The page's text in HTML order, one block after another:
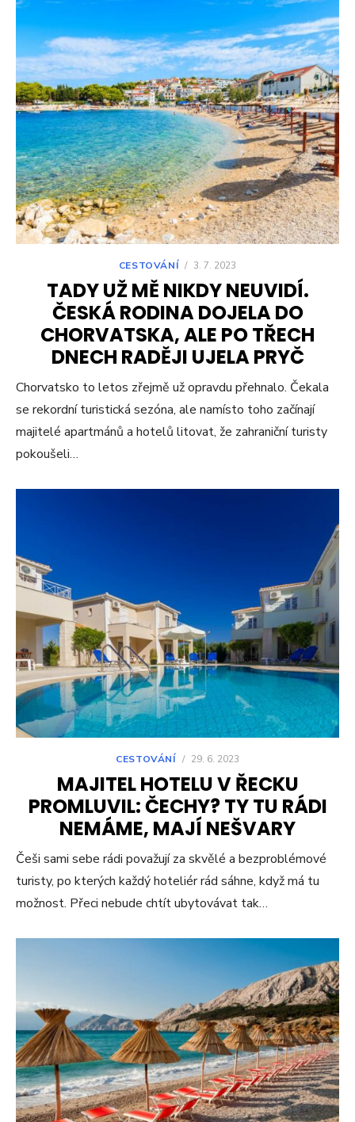
CESTOVÁNÍ / 3. 7. 2023
TADY UŽ MĚ NIKDY NEUVIDÍ.
ČESKÁ RODINA DOJELA DO
CHORVATSKA, ALE PO TŘECH
DNECH RADĚJI UJELA PRYČ
Chorvatsko to letos zřejmě už opravdu přehnalo. Čekala
se rekordní turistická sezóna, ale namísto toho začínají
majitelé apartmánů a hotelů litovat, že zahraniční turisty
pokoušeli…
CESTOVÁNÍ / 29. 6. 2023
MAJITEL HOTELU V ŘECKU
PROMLUVIL: ČECHY? TY TU RÁDI
NEMÁME, MAJÍ NEŠVARY
Češi sami sebe rádi považují za skvělé a bezproblémové
turisty, po kterých každý hoteliér rád sáhne, když má tu
možnost. Přeci nebude chtít ubytovávat tak…